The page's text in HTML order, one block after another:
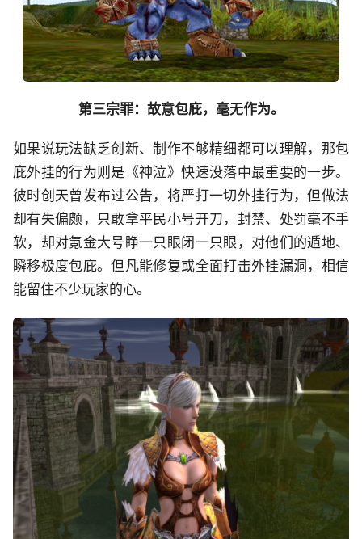
第三宗罪：故意包庇，毫无作为。
如果说玩法缺乏创新、制作不够精细都可以理解，那包
庇外挂的行为则是《神泣》快速没落中最重要的一步。
彼时创天曾发布过公告，将严打一切外挂行为，但做法
却有失偏颇，只敢拿平民小号开刀，封禁、处罚毫不手
软，却对氪金大号睁一只眼闭一只眼，对他们的遁地、
瞬移极度包庇。但凡能修复或全面打击外挂漏洞，相信
能留住不少玩家的心。